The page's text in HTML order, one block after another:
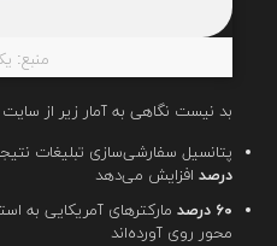
منبع:
بد نیست نگاهی به آمار زیر از سایت Performcb هم بیندازیم:
پتانسیل سفارشی‌سازی تبلیغات
درصدافزایش می‌دهد
۶۰ درصد
مارکترهای آمریکایی به
محور روی آورده‌اند